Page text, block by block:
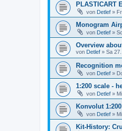
PLASTICART
von Detlef »
Monogram
von Detlef »
Overview
von Detlef » Sa
Recognition
von Detlef »
1:200 scale -
von Detlef »
Konvolut
von Detlef »
Kit-History: